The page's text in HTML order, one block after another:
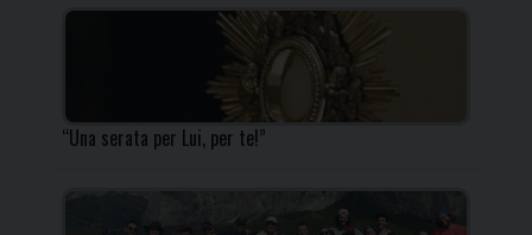
“Una serata per Lui, per te!”